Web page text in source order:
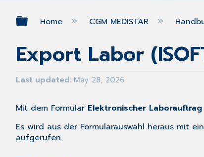
Expand/collapse global
Home CGM MEDISTAR
Export Labor
Last updated May 28, 2026
Mit dem Formular Elektronischer Laborauftrag
Es wird aus der Formularauswahl heraus mit
aufgerufen.